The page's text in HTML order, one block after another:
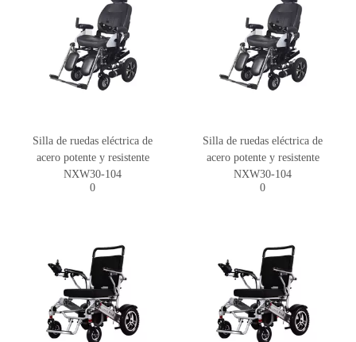
Silla de ruedas eléctrica de
acero potente y resistente
NXW30-104
0
Silla de ruedas eléctrica de
acero potente y resistente
NXW30-104
0